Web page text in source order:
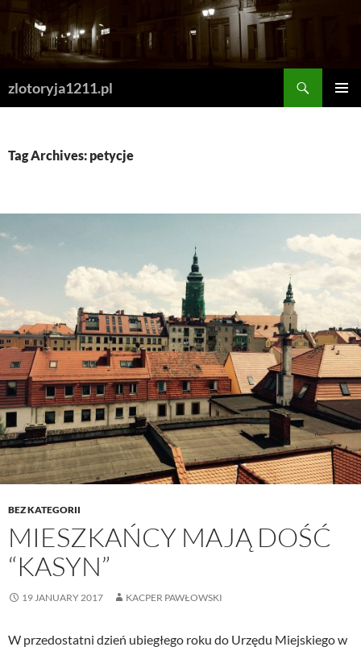
Skip
content
zlotoryja1211.pl
Tag Archives: petycje
BEZ KATEGORII
MIESZKAŃCY MAJĄ DOŚĆ
“KASYN”
19 JANUARY 2017 KACPER PAWŁOWSKI
W przedostatni dzień ubiegłego roku do Urzędu Miejskiego w